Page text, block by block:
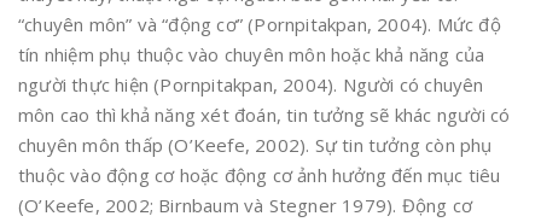
“chuyên môn” và “động cơ” (Pornpitakpan, 2004). Mức độ
tín nhiệm phụ thuộc vào chuyên môn hoặc khả năng của
người thực hiện (Pornpitakpan, 2004). Người có chuyên
môn cao thì khả năng xét đoán, tin tưởng sẽ khác người có
chuyên môn thấp (O’Keefe, 2002). Sự tin tưởng còn phụ
thuộc vào động cơ hoặc động cơ ảnh hưởng đến mục tiêu
(O’Keefe, 2002; Birnbaum và Stegner 1979). Động cơ